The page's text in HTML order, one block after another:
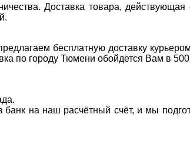
Доставка товара,
бесплатную доставку
по городу Тюмени обойдется Вам в
банк на наш расчётный счёт, и мы